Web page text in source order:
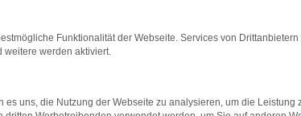
bestimmter Seiten verhindern. Funktioniert
beheben.
auf dem neuesten Stand sind.
Funktionalität der Webseite. Services von
weitere werden aktiviert.
es uns, die Nutzung der Webseite zu analysieren, um die Leistung